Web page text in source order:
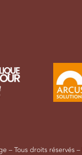
– Tous droits réservés –